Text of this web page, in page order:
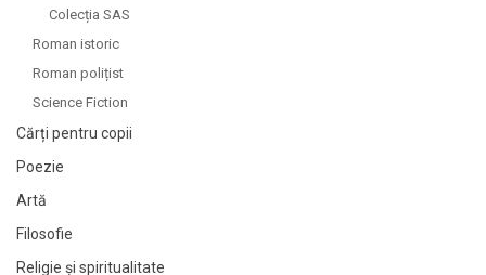
Colecția SAS
Roman istoric
Roman polițist
Science Fiction
Cărți pentru copii
Poezie
Artă
Filosofie
Religie și spiritualitate